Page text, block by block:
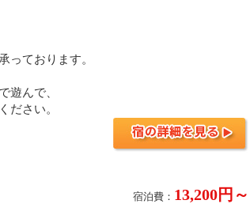
っております。
遊んで、
ださい。
宿泊費： 13,200円～